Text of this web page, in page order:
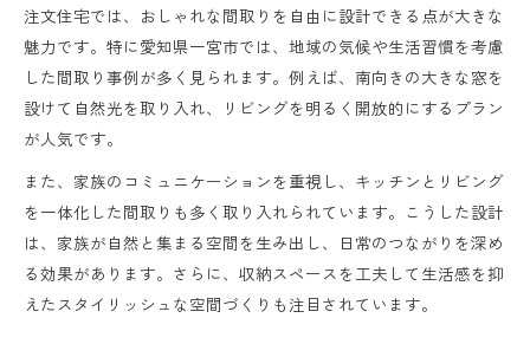
注文住宅では、おしゃれな間取りを自由に設計できる点が大きな
魅力です。特に愛知県一宮市では、地域の気候や生活習慣を考慮
した間取り事例が多く見られます。例えば、南向きの大きな窓を
設けて自然光を取り入れ、リビングを明るく開放的にするプラン
が人気です。
また、家族のコミュニケーションを重視し、キッチンとリビング
を一体化した間取りも多く取り入れられています。こうした設計
は、家族が自然と集まる空間を生み出し、日常のつながりを深め
る効果があります。さらに、収納スペースを工夫して生活感を抑
えたスタイリッシュな空間づくりも注目されています。